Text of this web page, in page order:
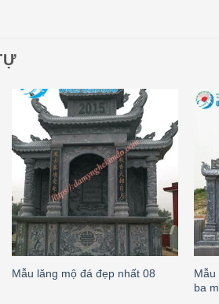
Mẫu lăng mộ đá đẹp nhất 08
Mẫu
ba